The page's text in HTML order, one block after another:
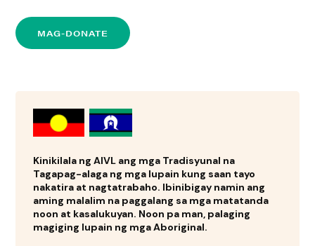
MAG-DONATE
Kinikilala ng AIVL ang mga Tradisyunal na
Tagapag-alaga ng mga lupain kung saan tayo
nakatira at nagtatrabaho. Ibinibigay namin ang
aming malalim na paggalang sa mga matatanda
noon at kasalukuyan. Noon pa man, palaging
magiging lupain ng mga Aboriginal.